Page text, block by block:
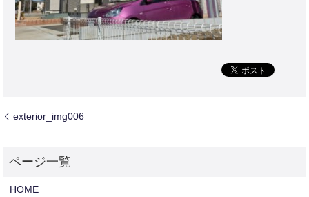
exterior_img006
HOME